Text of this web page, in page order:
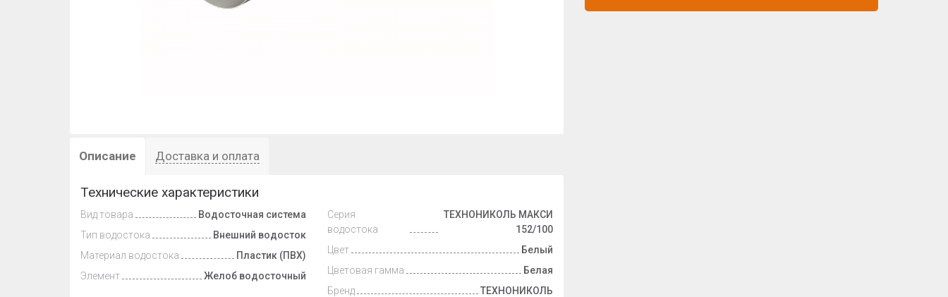
Описание Доставка и оплата
Технические характеристики
Вид товара
Водосточная система
Тип водостока
Внешний водосток
Материал водостока
Пластик (ПВХ)
Элемент
Желоб водосточный
Серия
водостока
ТЕХНОНИКОЛЬ МАКСИ
152/100
Цвет
Белый
Цветовая гамма
Белая
Бренд
ТЕХНОНИКОЛЬ